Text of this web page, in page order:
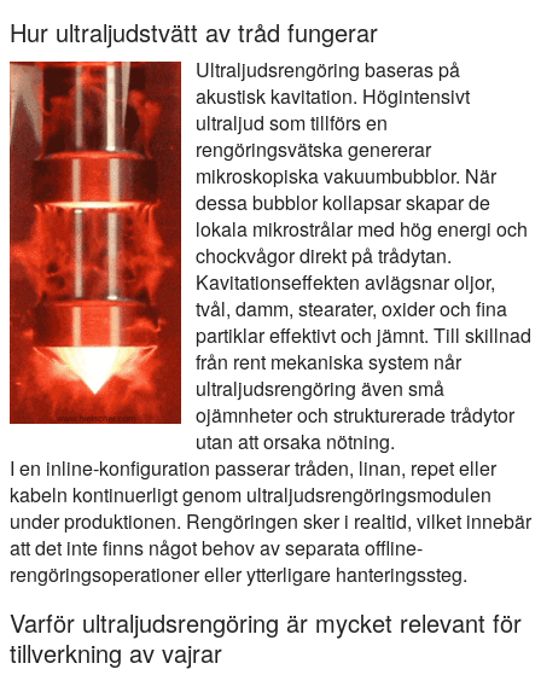
Hur ultraljudstvätt av tråd fungerar
Ultraljudsrengöring baseras på
akustisk kavitation. Högintensivt
ultraljud som tillförs en
rengöringsvätska genererar
mikroskopiska vakuumbubblor. När
dessa bubblor kollapsar skapar de
lokala mikrostrålar med hög energi och
chockvågor direkt på trådytan.
Kavitationseffekten avlägsnar oljor,
tvål, damm, stearater, oxider och fina
partiklar effektivt och jämnt. Till skillnad
från rent mekaniska system når
ultraljudsrengöring även små
ojämnheter och strukturerade trådytor
utan att orsaka nötning.
I en inline-konfiguration passerar tråden, linan, repet eller
kabeln kontinuerligt genom ultraljudsrengöringsmodulen
under produktionen. Rengöringen sker i realtid, vilket innebär
att det inte finns något behov av separata offline-
rengöringsoperationer eller ytterligare hanteringssteg.
Varför ultraljudsrengöring är mycket relevant för
tillverkning av vajrar